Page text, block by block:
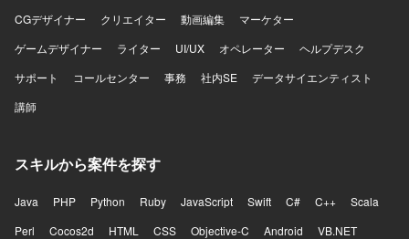
CGデザイナー
クリエイター 動画編集
マーケター
ゲームデザイナー
ライター UI/UX オペレーター
ヘルプデスク
サポート
コールセンター 事務 社内SE
データサイエンティスト
講師
スキルから案件を探す
Java PHP Python Ruby JavaScript Swift C# C++
Scala
Perl
Cocos2d HTML CSS Objective-C Android
VB.NET